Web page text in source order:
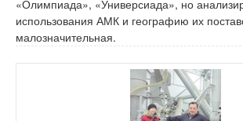
«Олимпиада», «Универсиада», но
использования АМК и географию их
малозначительная.